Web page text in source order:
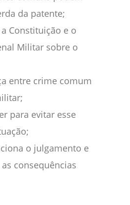
da patente;
Constituição e o
Militar sobre o
entre crime comum
para evitar esse
o julgamento e
consequências